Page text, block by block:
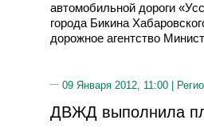
автомобильной дороги
города Бикина
дорожное агентство
09 Января 2012, 11:00 |
ДВЖД выполнила